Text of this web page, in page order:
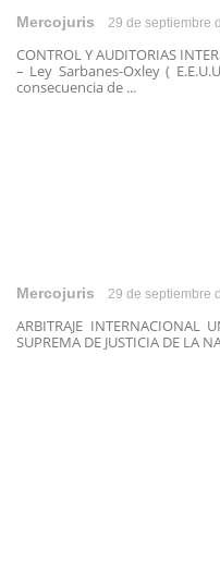
Mercojuris 29 de septiembre
CONTROL Y AUDITORIAS
– Ley Sarbanes-Oxley (
consecuencia de ...
Mercojuris 29 de septiembre
ARBITRAJE INTERNACIONAL
SUPREMA DE JUSTICIA DE LA